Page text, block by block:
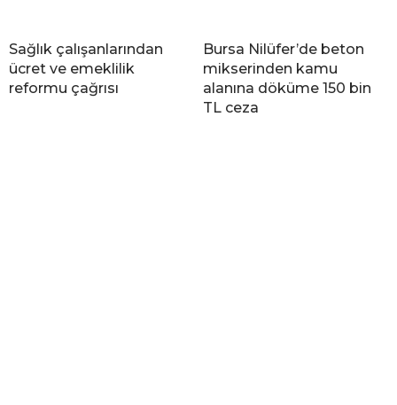
Sağlık çalışanlarından
ücret ve emeklilik
reformu çağrısı
Bursa Nilüfer’de beton
mikserinden kamu
alanına döküme 150 bin
TL ceza